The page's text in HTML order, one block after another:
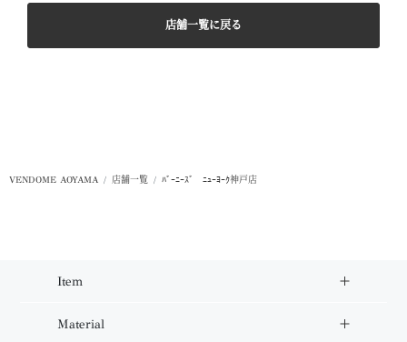
店舗一覧に戻る
VENDOME AOYAMA 店舗一覧 ﾊﾞｰﾆｰｽﾞ ﾆｭｰﾖｰｸ神戸店
Item
Material